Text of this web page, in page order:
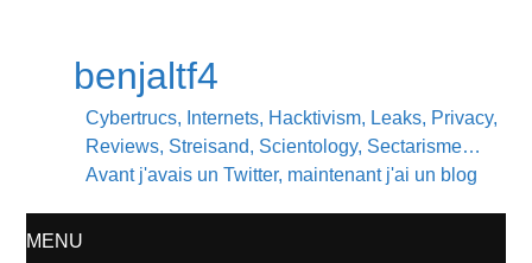
benjaltf4
Cybertrucs, Internets, Hacktivism, Leaks, Privacy,
Reviews, Streisand, Scientology, Sectarisme…
Avant j'avais un Twitter, maintenant j'ai un blog
MENU